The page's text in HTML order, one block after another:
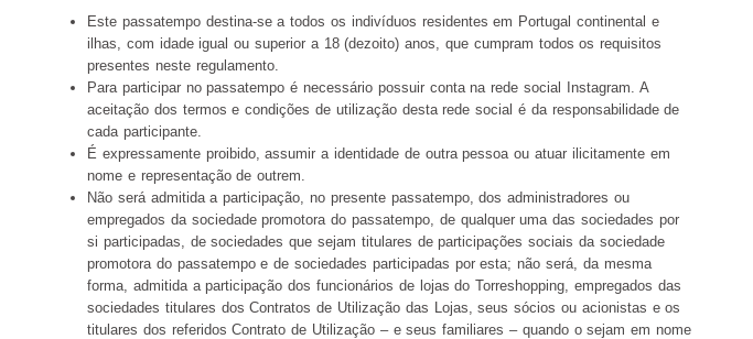
Este passatempo destina-se a todos os indivíduos residentes em Portugal continental e
ilhas, com idade igual ou superior a 18 (dezoito) anos, que cumpram todos os requisitos
presentes neste regulamento.
Para participar no passatempo é necessário possuir conta na rede social Instagram. A
aceitação dos termos e condições de utilização desta rede social é da responsabilidade de
cada participante.
É expressamente proibido, assumir a identidade de outra pessoa ou atuar ilicitamente em
nome e representação de outrem.
Não será admitida a participação, no presente passatempo, dos administradores ou
empregados da sociedade promotora do passatempo, de qualquer uma das sociedades por
si participadas, de sociedades que sejam titulares de participações sociais da sociedade
promotora do passatempo e de sociedades participadas por esta; não será, da mesma
forma, admitida a participação dos funcionários de lojas do Torreshopping, empregados das
sociedades titulares dos Contratos de Utilização das Lojas, seus sócios ou acionistas e os
titulares dos referidos Contrato de Utilização – e seus familiares – quando o sejam em nome